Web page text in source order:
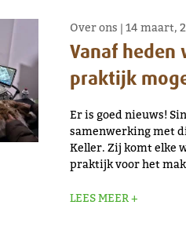
Over ons|14 maart,
Vanaf heden
praktijk
Er is goed nieuws!
samenwerking met
Keller. Zij komt elke
praktijk voor het
LEES MEER +